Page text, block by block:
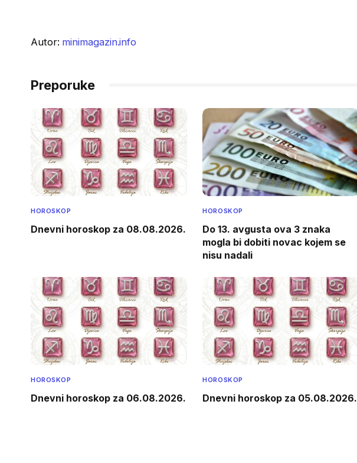
Autor: minimagazin.info
Preporuke
HOROSKOP
Dnevni horoskop za 08.08.2026.
HOROSKOP
Do 13. avgusta ova 3 znaka
mogla bi dobiti novac kojem se
nisu nadali
HOROSKOP
Dnevni horoskop za 06.08.2026.
HOROSKOP
Dnevni horoskop za 05.08.2026.